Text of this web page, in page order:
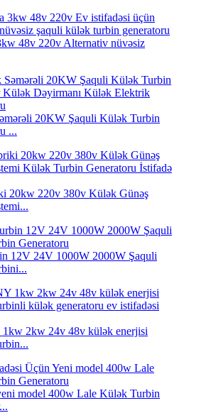
48v 220v Alternativ nüvəsiz
20KW Şaquli Külək Turbin
...
20kw 220v 380v Külək Günəş
12V 24V 1000W 2000W Şaquli
2kw 24v 48v külək enerjisi
model 400w Lale Külək Turbin